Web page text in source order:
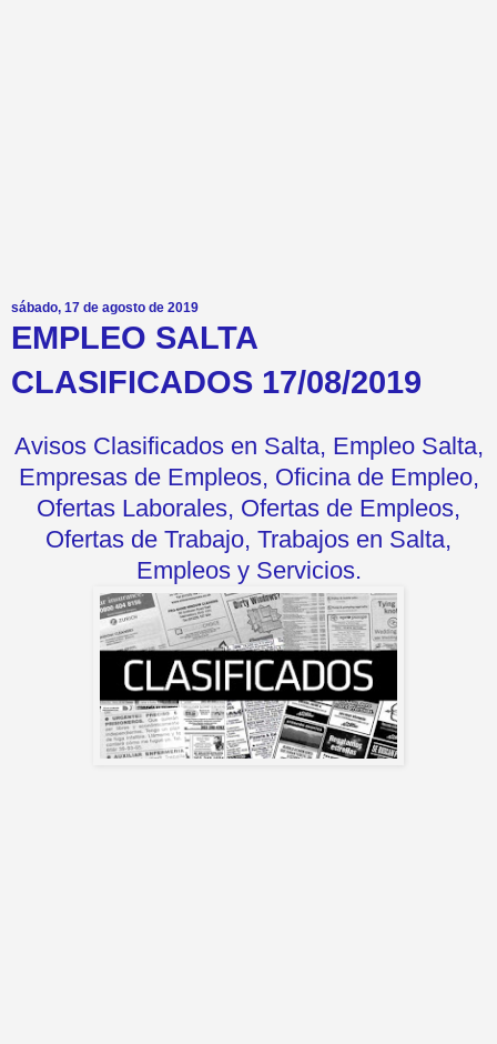
sábado, 17 de agosto de 2019
EMPLEO SALTA
CLASIFICADOS 17/08/2019
Avisos Clasificados en Salta, Empleo Salta,
Empresas de Empleos, Oficina de Empleo,
Ofertas Laborales, Ofertas de Empleos,
Ofertas de Trabajo, Trabajos en Salta,
Empleos y Servicios.